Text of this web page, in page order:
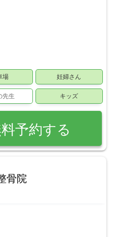
場 妊婦さん
先生 キッズ
予約する
骨院